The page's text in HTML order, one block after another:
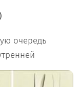
очередь